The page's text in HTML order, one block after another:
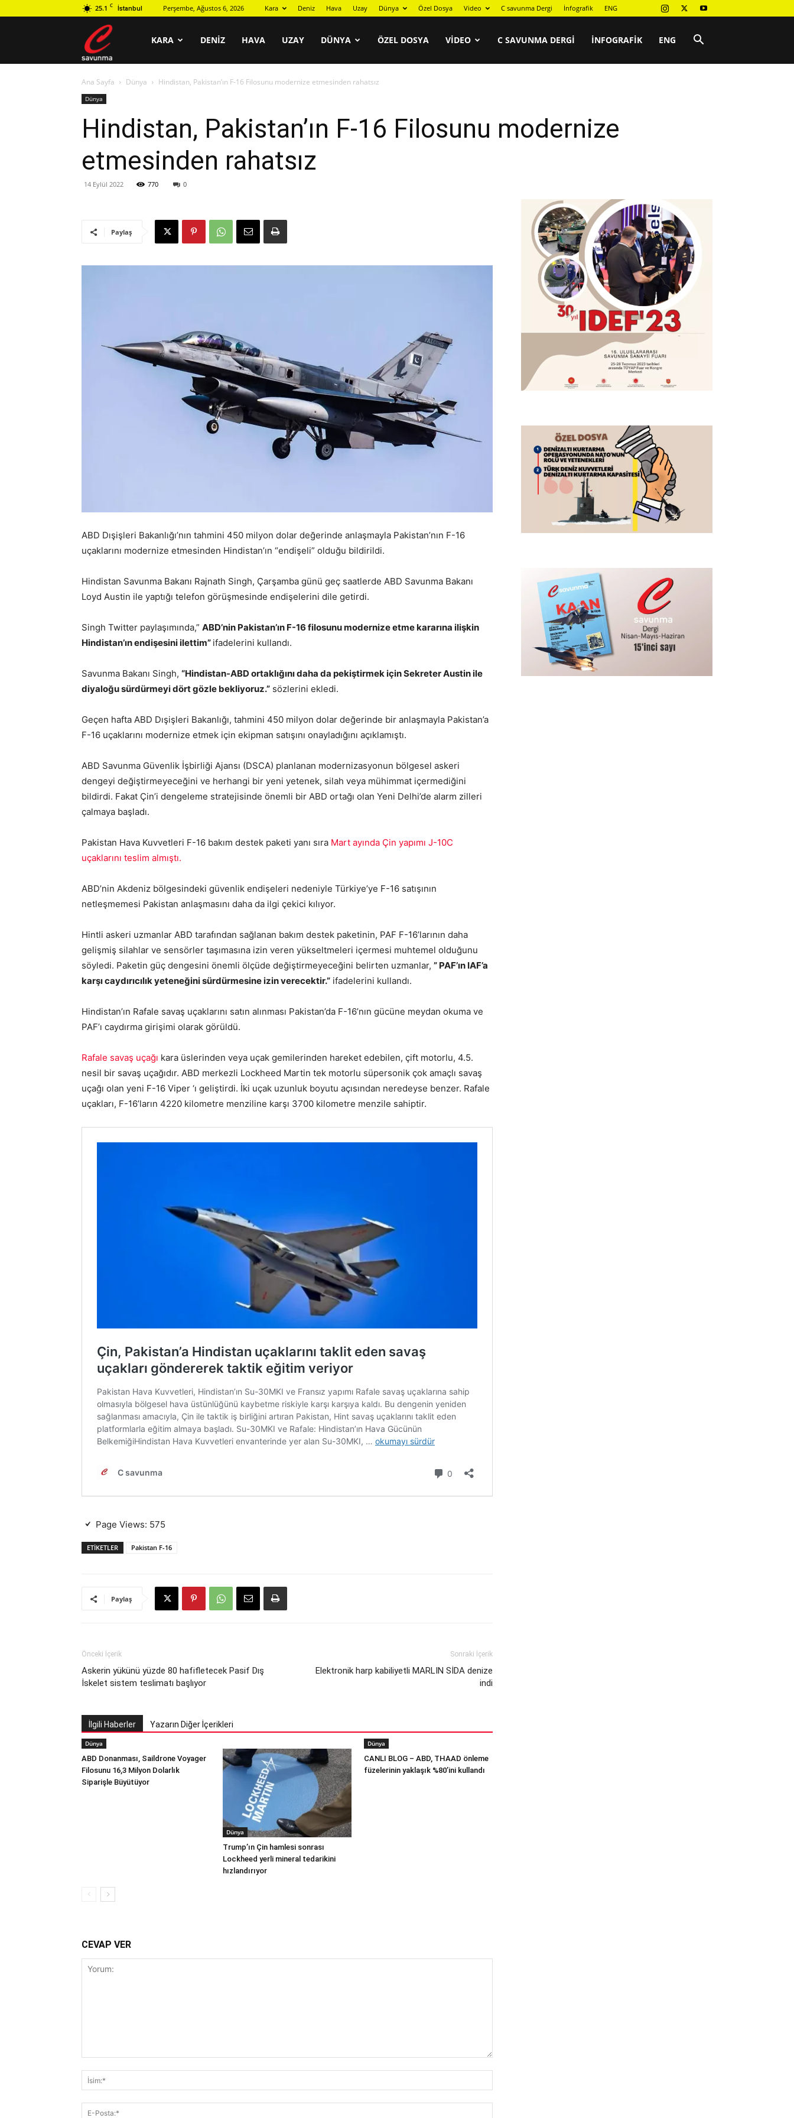
25.1 C İstanbul Perşembe, Ağustos 6, 2026 Kara Deniz Hava Uzay Dünya Özel Dosya Video C savunma Dergi İnfografik ENG
savunma
KARA DENIZ HAVA UZAY DÜNYA ÖZEL DOSYA VIDEO C SAVUNMA DERGI İNFOGRAFIK ENG
Ana Sayfa Dünya Hindistan, Pakistan’ın F-16 Filosunu modernize etmesinden rahatsız
Dünya
Hindistan, Pakistan’ın F-16 Filosunu modernize
etmesinden rahatsız
14 Eylül 2022 770 0
Paylaş
ABD Dışişleri Bakanlığı’nın tahmini 450 milyon dolar değerinde anlaşmayla Pakistan’nın F-16
uçaklarını modernize etmesinden Hindistan’ın “endişeli” olduğu bildirildi.
Hindistan Savunma Bakanı Rajnath Singh, Çarşamba günü geç saatlerde ABD Savunma Bakanı
Loyd Austin ile yaptığı telefon görüşmesinde endişelerini dile getirdi.
Singh Twitter paylaşımında,” ABD’nin Pakistan’ın F-16 filosunu modernize etme kararına ilişkin
Hindistan’ın endişesini ilettim” ifadelerini kullandı.
Savunma Bakanı Singh, “Hindistan-ABD ortaklığını daha da pekiştirmek için Sekreter Austin ile
diyaloğu sürdürmeyi dört gözle bekliyoruz.” sözlerini ekledi.
Geçen hafta ABD Dışişleri Bakanlığı, tahmini 450 milyon dolar değerinde bir anlaşmayla Pakistan’a
F-16 uçaklarını modernize etmek için ekipman satışını onayladığını açıklamıştı.
ABD Savunma Güvenlik İşbirliği Ajansı (DSCA) planlanan modernizasyonun bölgesel askeri
dengeyi değiştirmeyeceğini ve herhangi bir yeni yetenek, silah veya mühimmat içermediğini
bildirdi. Fakat Çin’i dengeleme stratejisinde önemli bir ABD ortağı olan Yeni Delhi’de alarm zilleri
çalmaya başladı.
Pakistan Hava Kuvvetleri F-16 bakım destek paketi yanı sıra Mart ayında Çin yapımı J-10C
uçaklarını teslim almıştı.
ABD’nin Akdeniz bölgesindeki güvenlik endişeleri nedeniyle Türkiye’ye F-16 satışının
netleşmemesi Pakistan anlaşmasını daha da ilgi çekici kılıyor.
Hintli askeri uzmanlar ABD tarafından sağlanan bakım destek paketinin, PAF F-16’larının daha
gelişmiş silahlar ve sensörler taşımasına izin veren yükseltmeleri içermesi muhtemel olduğunu
söyledi. Paketin güç dengesini önemli ölçüde değiştirmeyeceğini belirten uzmanlar, ” PAF’ın IAF’a
karşı caydırıcılık yeteneğini sürdürmesine izin verecektir.” ifadelerini kullandı.
Hindistan’ın Rafale savaş uçaklarını satın alınması Pakistan’da F-16’nın gücüne meydan okuma ve
PAF’ı caydırma girişimi olarak görüldü.
Rafale savaş uçağı kara üslerinden veya uçak gemilerinden hareket edebilen, çift motorlu, 4.5.
nesil bir savaş uçağıdır. ABD merkezli Lockheed Martin tek motorlu süpersonik çok amaçlı savaş
uçağı olan yeni F-16 Viper ‘ı geliştirdi. İki uçak uzunluk boyutu açısından neredeyse benzer. Rafale
uçakları, F-16’ların 4220 kilometre menziline karşı 3700 kilometre menzile sahiptir.
Page Views: 575
ETIKETLER Pakistan F-16
Paylaş
Önceki İçerik
Askerin yükünü yüzde 80 hafifletecek Pasif Dış
İskelet sistem teslimatı başlıyor
Sonraki İçerik
Elektronik harp kabiliyetli MARLIN SİDA denize
indi
İlgili Haberler Yazarın Diğer İçerikleri
Dünya
ABD Donanması, Saildrone Voyager
Filosunu 16,3 Milyon Dolarlık
Siparişle Büyütüyor
Dünya
Trump’ın Çin hamlesi sonrası
Lockheed yerli mineral tedarikini
hızlandırıyor
Dünya
CANLI BLOG – ABD, THAAD önleme
füzelerinin yaklaşık %80’ini kullandı
CEVAP VER